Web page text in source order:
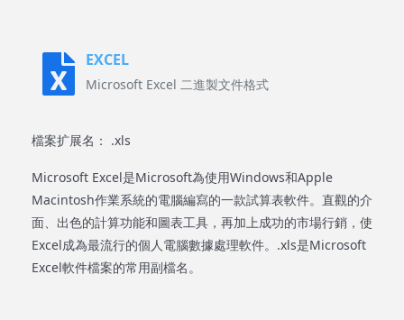
EXCEL
Microsoft Excel 二進製文件格式
檔案扩展名： .xls
Microsoft Excel是Microsoft為使用Windows和Apple
Macintosh作業系統的電腦編寫的一款試算表軟件。直觀的介
面、出色的計算功能和圖表工具，再加上成功的市場行銷，使
Excel成為最流行的個人電腦數據處理軟件。.xls是Microsoft
Excel軟件檔案的常用副檔名。